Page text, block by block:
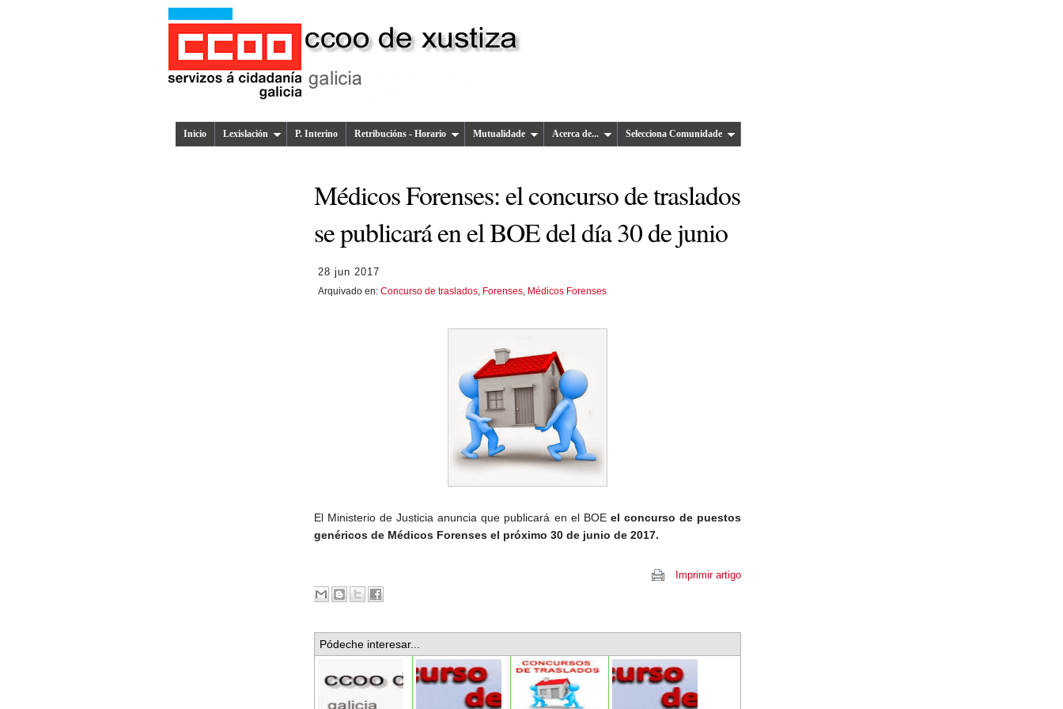
Inicio Lexislación P. Interino Retribucións - Horario Mutualidade Acerca de... Selecciona Comunidade
Médicos Forenses: el concurso de traslados
se publicará en el BOE del día 30 de junio
28 jun 2017
Arquivado en: Concurso de traslados Forenses Médicos Forenses
El Ministerio de Justicia anuncia que publicará en el BOE el concurso de puestos
genéricos de Médicos Forenses el próximo 30 de junio de 2017.
Imprimir artigo
Pódeche interesar...